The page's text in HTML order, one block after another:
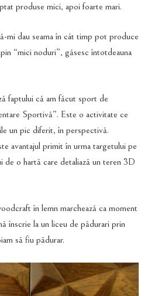
produse mici, apoi foarte mari.
mi dau seama în cât timp pot produce
“mici noduri”, găsesc întotdeauna
faptului că am făcut sport de
Sportivă”. Este o activitate ce
un pic diferit, în perspectivă.
avantajul primit în urma targetului pe
de o hartă care detaliază un teren 3D
în lemn marchează ca moment
înscrie la un liceu de pădurari prin
să fiu pădurar.